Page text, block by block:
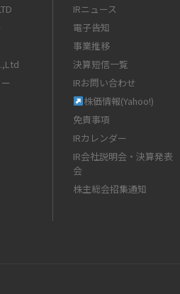
IRニュース
電子告知
事業推移
決算短信一覧
IRお問い合わせ
株価情報(Yahoo!)
免責事項
IRカレンダー
IR会社説明会・決算発表
会
株主総会招集通知